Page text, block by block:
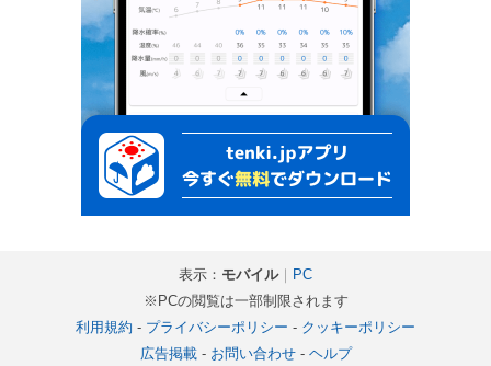
表示： モバイル｜ PC
※PCの閲覧は一部制限されます
利用規約 - プライバシーポリシー - クッキーポリシー
広告掲載- お問い合わせ- ヘルプ